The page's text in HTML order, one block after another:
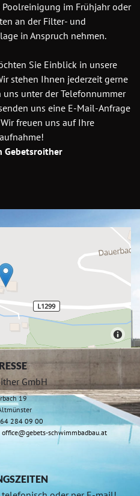
Poolreinigung im Frühjahr oder
an der Filter- und
in Anspruch nehmen.
Sie Einblick in unsere
stehen Ihnen jederzeit gerne
unter der Telefonnummer
uns eine E-Mail-Anfrage
Wir freuen uns auf Ihre
Gebetsroither
GmbH
19
284 09 00
office@gebets-schwimmbadbau.at